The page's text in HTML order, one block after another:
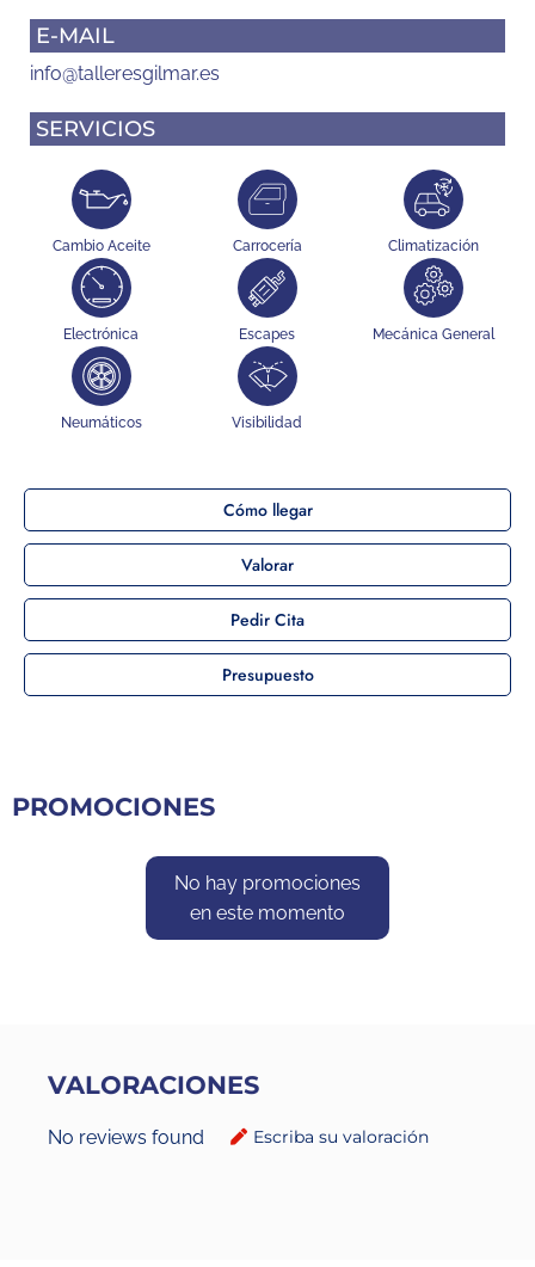
E-MAIL
info@talleresgilmar.es
SERVICIOS
Cambio Aceite Carrocería Climatización
Electrónica Escapes Mecánica General
Neumáticos Visibilidad
Cómo llegar
Valorar
Pedir Cita
Presupuesto
PROMOCIONES
No hay promociones
en este momento
VALORACIONES
No reviews found Escriba su valoración